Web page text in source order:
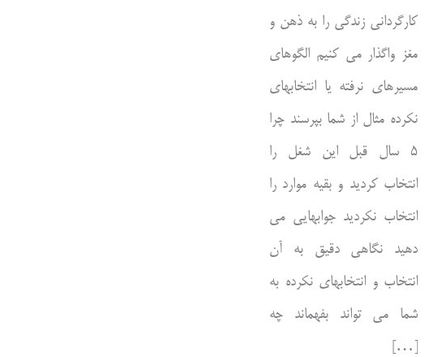
کارگردانی زندگی را به ذهن و
مغز واگذار می کنیم الگوهای
مسیرهای نرفته یا انتخابهای
نکرده مثال از شما بپرسند چرا
۵ سال قبل این شغل را
انتخاب کردید و بقیه موارد را
انتخاب نکردید جوابهایی می
دهید نگاهی دقیق به آن
انتخاب و انتخابهای نکرده به
شما می تواند بفهماند چه
[…]